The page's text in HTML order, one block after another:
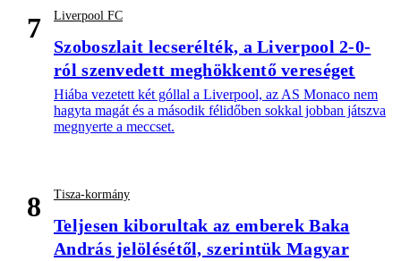
7 Liverpool FC
Szoboszlait lecserélték, a Liverpool 2-0-
ról szenvedett meghökkentő vereséget
Hiába vezetett két góllal a Liverpool, az AS Monaco nem
hagyta magát és a második félidőben sokkal jobban játszva
megnyerte a meccset.
8 Tisza-kormány
Teljesen kiborultak az emberek Baka
András jelölésétől, szerintük Magyar